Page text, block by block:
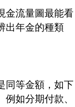
金流量圖最能看
出年金的種類
同等金額，如下
如分期付款、